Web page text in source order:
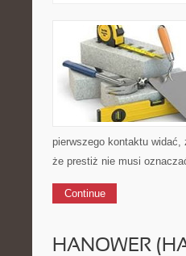
pierwszego kontaktu
że prestiż nie musi
Continue
HANOWER